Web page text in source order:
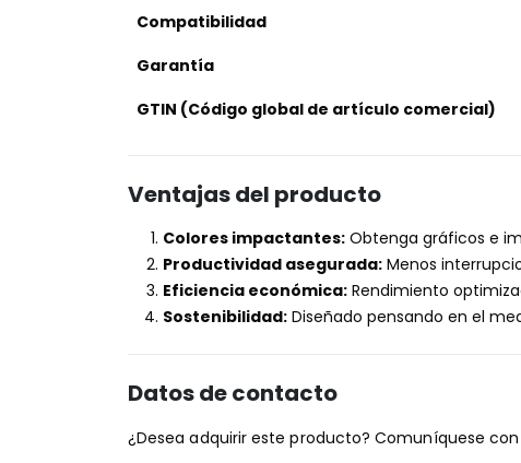
Compatibilidad
Garantía
GTIN (Código global de artículo comercial)
Ventajas del producto
Colores impactantes: Obtenga gráficos e
Productividad asegurada: Menos
Eficiencia económica: Rendimiento
Sostenibilidad: Diseñado pensando en el
Datos de contacto
¿Desea adquirir este producto? Comuníquese